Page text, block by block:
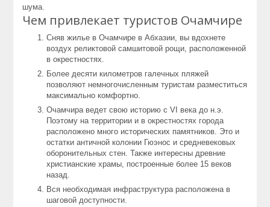
шума.
Чем привлекает туристов Очамчире
Сняв жилье в Очамчире в Абхазии, вы вдохнете
воздух реликтовой самшитовой рощи, расположенной
в окрестностях.
Более десяти километров галечных пляжей
позволяют немногочисленным туристам разместиться
максимально комфортно.
Очамчира ведет свою историю с VI века до н.э.
Поэтому на территории и в окрестностях города
расположено много исторических памятников. Это и
остатки античной колонии Гюэнос и средневековых
оборонительных стен. Также интересны древние
христианские храмы, построенные более 15 веков
назад.
Вся необходимая инфраструктура расположена в
шаговой доступности.